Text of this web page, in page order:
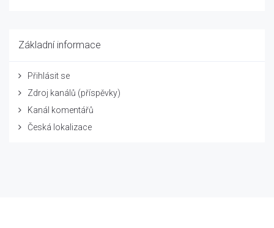
Základní informace
Přihlásit se
Zdroj kanálů (příspěvky)
Kanál komentářů
Česká lokalizace